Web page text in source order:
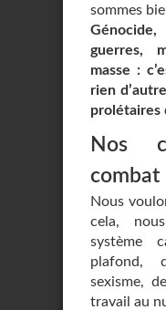
sommes
Génocide,
guerres,
masse :
rien
prolétaires
Nos
combat
Nous
cela,
système
plafond,
sexisme,
travail au